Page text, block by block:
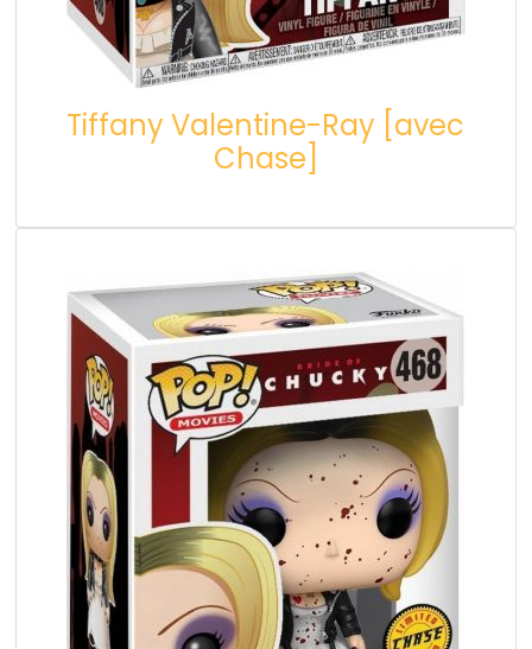
Tiffany Valentine-Ray [avec
Chase]